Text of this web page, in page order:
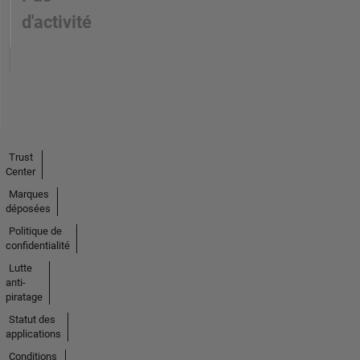
d'activité
Trust
Center
Marques
déposées
Politique de
confidentialité
Lutte
anti-
piratage
Statut des
applications
Conditions